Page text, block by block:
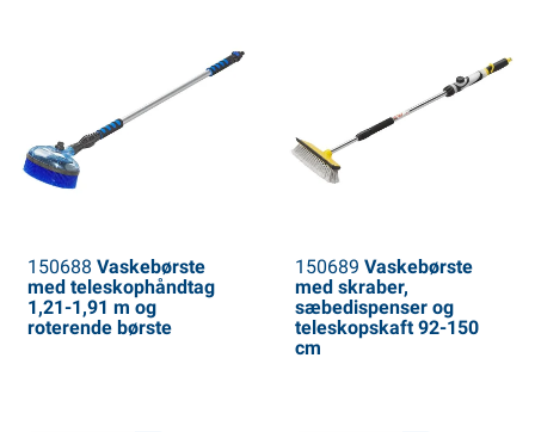
150688 Vaskebørste
med teleskophåndtag
1,21-1,91 m og
roterende børste
150689 Vaskebørste
med skraber,
sæbedispenser og
teleskopskaft 92-150
cm